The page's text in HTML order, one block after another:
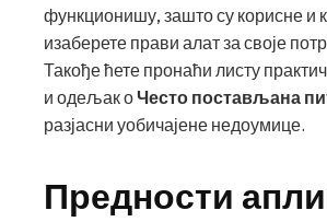
функционишу, зашто су корисне и
изаберете прави алат за своје
Такође ћете пронаћи листу
и одељак оЧесто постављана
разјасни уобичајене недоумице.
Предности